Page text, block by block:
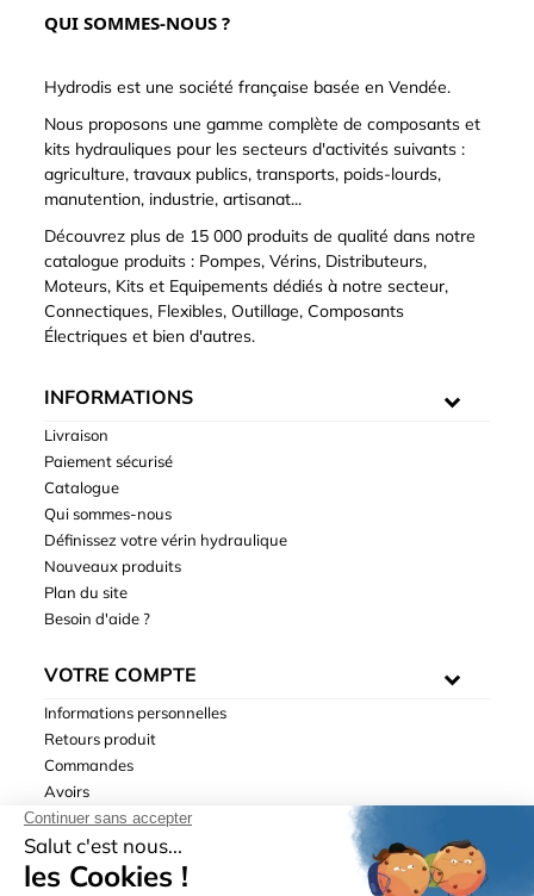
QUI SOMMES-NOUS ?
Hydrodis est une société française basée en Vendée.
Nous proposons une gamme complète de composants et
kits hydrauliques pour les secteurs d'activités suivants :
agriculture, travaux publics, transports, poids-lourds,
manutention, industrie, artisanat...
Découvrez plus de 15 000 produits de qualité dans notre
catalogue produits : Pompes, Vérins, Distributeurs,
Moteurs, Kits et Equipements dédiés à notre secteur,
Connectiques, Flexibles, Outillage, Composants
Électriques et bien d'autres.
INFORMATIONS
Livraison
Paiement sécurisé
Catalogue
Qui sommes-nous
Définissez votre vérin hydraulique
Nouveaux produits
Plan du site
Besoin d'aide ?
VOTRE COMPTE
Informations personnelles
Retours produit
Commandes
Avoirs
Adresses
Bons de réduction